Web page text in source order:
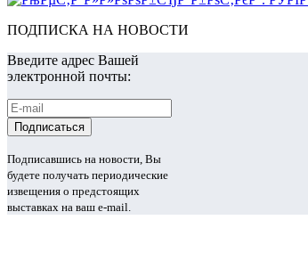
ПОДПИСКА НА НОВОСТИ
Введите адрес Вашей
электронной почты:
Подписавшись на новости, Вы
будете получать периодические
извещения о предстоящих
выставках на ваш e-mail.